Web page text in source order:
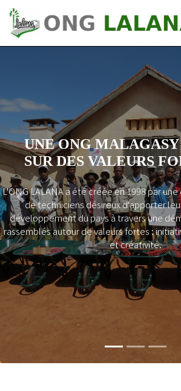
UNE ONG
SUR DES VALEURS
L'ONG LALANA a été créée en 1998 par
de techniciens désireux d'apporter
développement du pays à travers une
rassemblés autour de valeurs fortes :
et créativité.
Previous